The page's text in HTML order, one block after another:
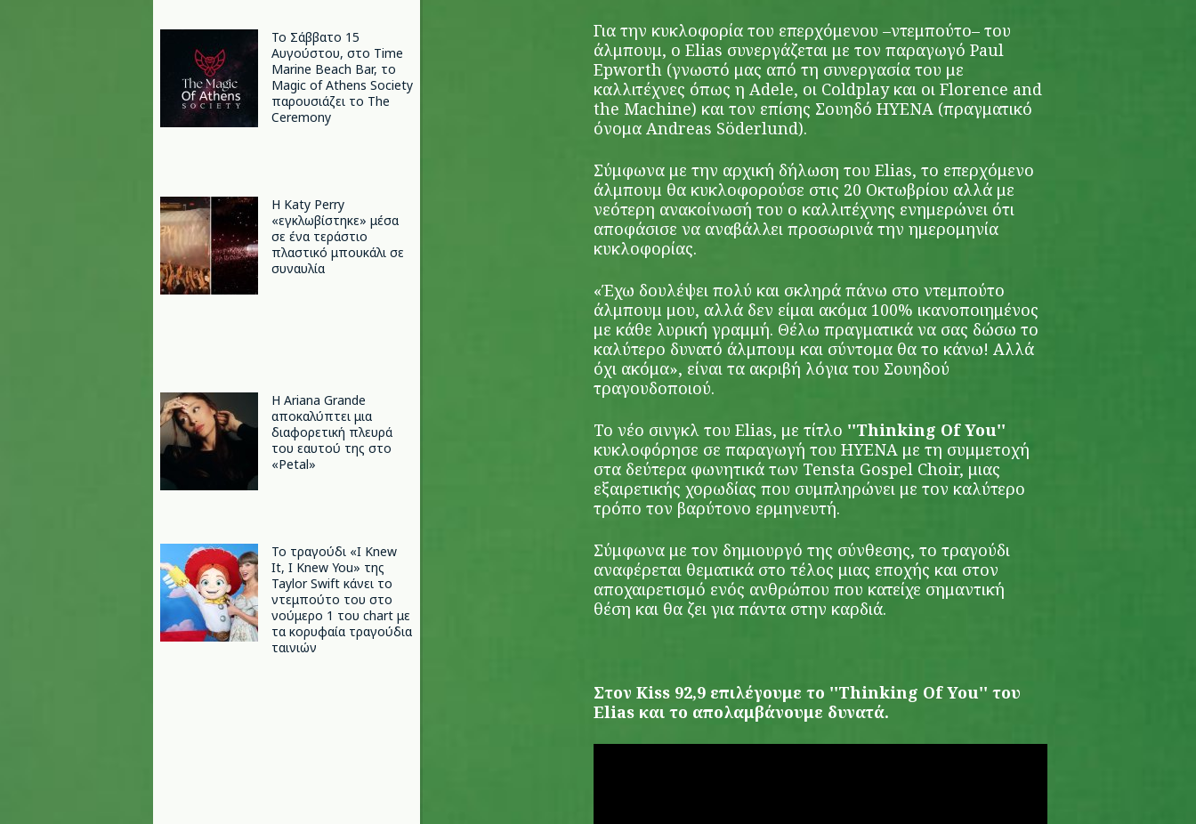
Το Σάββατο 15
Αυγούστου, στο Time
Marine Beach Bar, το
Magic of Athens Society
παρουσιάζει το The
Ceremony
H Katy Perry
«εγκλωβίστηκε» μέσα
σε ένα τεράστιο
πλαστικό μπουκάλι σε
συναυλία
Η Ariana Grande
αποκαλύπτει μια
διαφορετική πλευρά
του εαυτού της στο
«Petal»
Το τραγούδι «I Knew
It, I Knew You» της
Taylor Swift κάνει το
ντεμπούτο του στο
νούμερο 1 του chart με
τα κορυφαία τραγούδια
ταινιών
Για την κυκλοφορία του επερχόμενου –ντεμπούτο– του
άλμπουμ, ο Elias συνεργάζεται με τον παραγωγό Paul
Epworth (γνωστό μας από τη συνεργασία του με
καλλιτέχνες όπως η Adele, οι Coldplay και οι Florence and
the Machine) και τον επίσης Σουηδό HYENA (πραγματικό
όνομα Andreas Söderlund).
Σύμφωνα με την αρχική δήλωση του Elias, το επερχόμενο
άλμπουμ θα κυκλοφορούσε στις 20 Οκτωβρίου αλλά με
νεότερη ανακοίνωσή του ο καλλιτέχνης ενημερώνει ότι
αποφάσισε να αναβάλλει προσωρινά την ημερομηνία
κυκλοφορίας.
«Έχω δουλέψει πολύ και σκληρά πάνω στο ντεμπούτο
άλμπουμ μου, αλλά δεν είμαι ακόμα 100% ικανοποιημένος
με κάθε λυρική γραμμή. Θέλω πραγματικά να σας δώσω το
καλύτερο δυνατό άλμπουμ και σύντομα θα το κάνω! Αλλά
όχι ακόμα», είναι τα ακριβή λόγια του Σουηδού
τραγουδοποιού.
Το νέο σινγκλ του Elias, με τίτλο ''Thinking Of You''
κυκλοφόρησε σε παραγωγή του HYENA με τη συμμετοχή
στα δεύτερα φωνητικά των Tensta Gospel Choir, μιας
εξαιρετικής χορωδίας που συμπληρώνει με τον καλύτερο
τρόπο τον βαρύτονο ερμηνευτή.
Σύμφωνα με τον δημιουργό της σύνθεσης, το τραγούδι
αναφέρεται θεματικά στο τέλος μιας εποχής και στον
αποχαιρετισμό ενός ανθρώπου που κατείχε σημαντική
θέση και θα ζει για πάντα στην καρδιά.
Στον Kiss 92,9 επιλέγουμε το ''Thinking Of You'' του
Elias και το απολαμβάνουμε δυνατά.